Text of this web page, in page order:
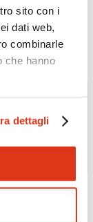
sito con i
dati web,
combinarle
che hanno
dettagli